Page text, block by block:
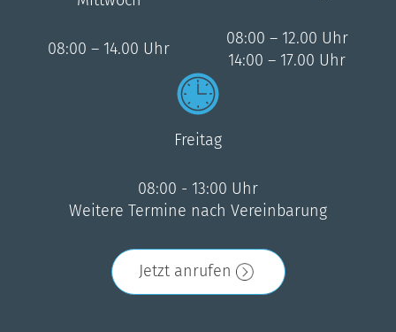
08:00 – 14.00 Uhr
08:00 – 12.00 Uhr
14:00 – 17.00 Uhr
Freitag
08:00 - 13:00 Uhr
Weitere Termine nach Vereinbarung
Jetzt anrufen